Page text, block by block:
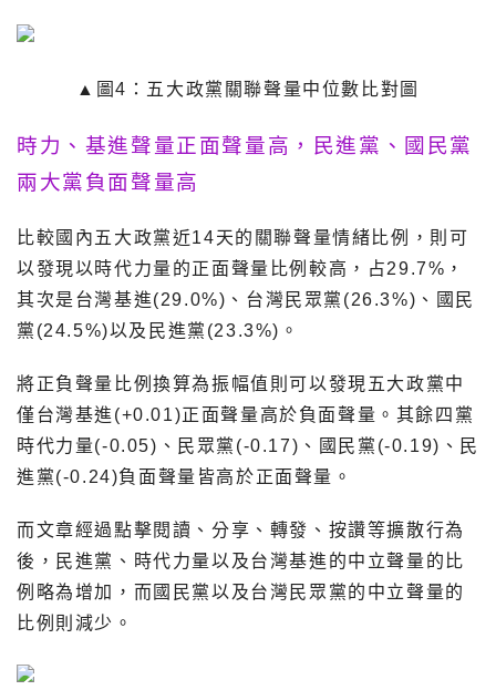
▲圖4：五大政黨關聯聲量中位數比對圖
時力、基進聲量正面聲量高，民進黨、國民黨
兩大黨負面聲量高
比較國內五大政黨近14天的關聯聲量情緒比例，則可
以發現以時代力量的正面聲量比例較高，占29.7%，
其次是台灣基進(29.0%)、台灣民眾黨(26.3%)、國民
黨(24.5%)以及民進黨(23.3%)。
將正負聲量比例換算為振幅值則可以發現五大政黨中
僅台灣基進(+0.01)正面聲量高於負面聲量。其餘四黨
時代力量(-0.05)、民眾黨(-0.17)、國民黨(-0.19)、民
進黨(-0.24)負面聲量皆高於正面聲量。
而文章經過點擊閱讀、分享、轉發、按讚等擴散行為
後，民進黨、時代力量以及台灣基進的中立聲量的比
例略為增加，而國民黨以及台灣民眾黨的中立聲量的
比例則減少。